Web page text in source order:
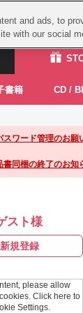
グ
書籍 CD /
リーズ
レラガールズ
ニーカラーズ
イアライヴ
ズ
グッズ
ビー
スワード管理のお願
書同梱の終了のお知
スト様
規登録
please allow
Click here to
Settings.
and ads, to
with our social